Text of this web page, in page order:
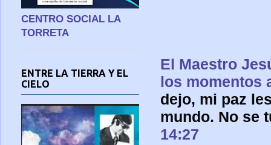
El Maestro
los momentos
dejo, mi paz
mundo. No se
14:27
CENTRO SOCIAL LA
TORRETA
ENTRE LA TIERRA Y EL
CIELO